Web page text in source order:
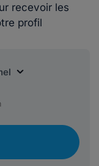
recevoir les
profil